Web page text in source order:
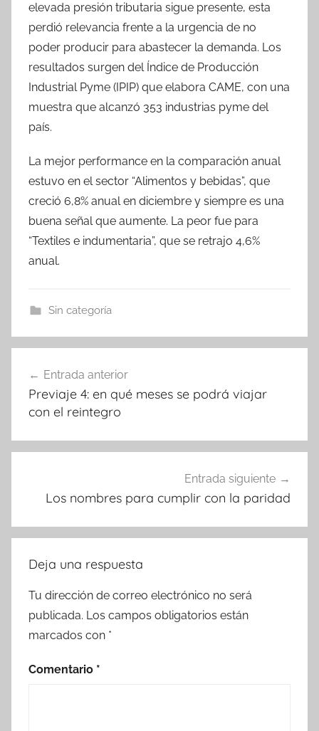
elevada presión tributaria sigue presente, esta
perdió relevancia frente a la urgencia de no
poder producir para abastecer la demanda. Los
resultados surgen del Índice de Producción
Industrial Pyme (IPIP) que elabora CAME, con una
muestra que alcanzó 353 industrias pyme del
país.
La mejor performance en la comparación anual
estuvo en el sector “Alimentos y bebidas”, que
creció 6,8% anual en diciembre y siempre es una
buena señal que aumente. La peor fue para
“Textiles e indumentaria”, que se retrajo 4,6%
anual.
Sin categoría
de
entradas
Entrada anterior
Previaje 4: en qué meses se podrá viajar
con el reintegro
Entrada siguiente
Los nombres para cumplir con la paridad
Deja una respuesta
Tu dirección de correo electrónico no será
publicada. Los campos obligatorios están
marcados con *
Comentario *